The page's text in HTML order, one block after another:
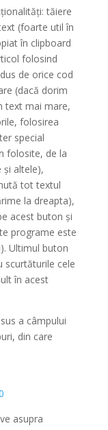
tăiere
(foarte util în
în clipboard
folosind
de orice cod
(dacă dorim
text mai mare,
folosirea
special
folosite, de la
și altele),
tot textul
la dreapta),
acest buton și
programe este
Ultimul buton
scurtăturile cele
în acest
a câmpului
din care
asupra